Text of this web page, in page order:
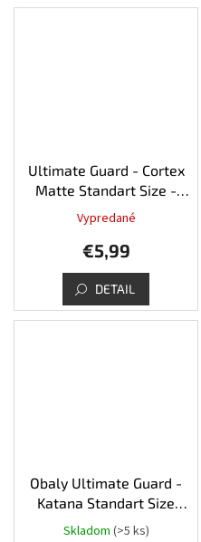
5
Ultimate Guard - Cortex
Matte Standart Size -
Petrol
Vypredané
€5,99
DETAIL
Obaly Ultimate Guard -
Katana Standart Size
100ks - Black
Skladom (>5 ks)